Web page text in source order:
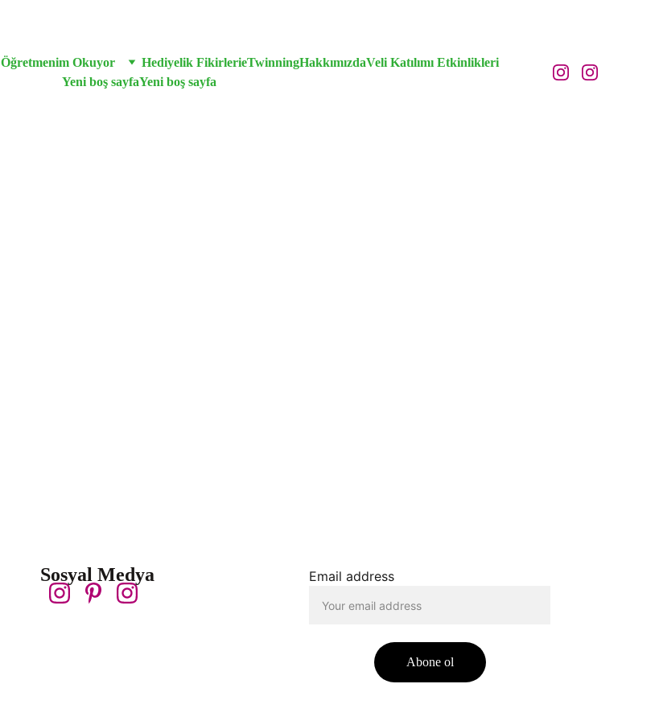
Öğretmenim Okuyor Hediyelik FikirlerieTwinningHakkımızdaVeli Katılımı Etkinlikleri
Yeni boş sayfaYeni boş sayfa
Sosyal Medya Email address
Abone ol